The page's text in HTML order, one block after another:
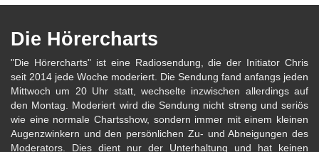
Die Hörercharts
"Die Hörercharts" ist eine Radiosendung, die der Initiator Chris
seit 2014 jede Woche moderiert. Die Sendung fand anfangs jeden
Mittwoch um 20 Uhr statt, wechselte inzwischen allerdings auf
den Montag. Moderiert wird die Sendung nicht streng und seriös
wie eine normale Chartsshow, sondern immer mit einem kleinen
Augenzwinkern und den persönlichen Zu- und Abneigungen des
Moderators. Dies dient nur der Unterhaltung und hat keinen